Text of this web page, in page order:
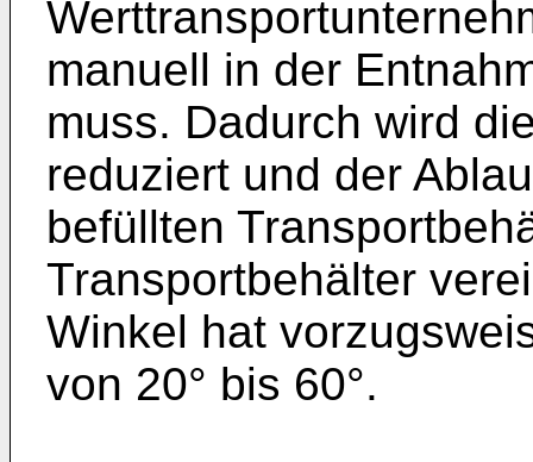
manuell in der
muss. Dadurch wird
reduziert und der
befüllten
Transportbehälter
Winkel hat
von 20° bis 60°.